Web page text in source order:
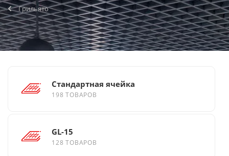
Грильято
Стандартная ячейка
198 ТОВАРОВ
GL-15
128 ТОВАРОВ